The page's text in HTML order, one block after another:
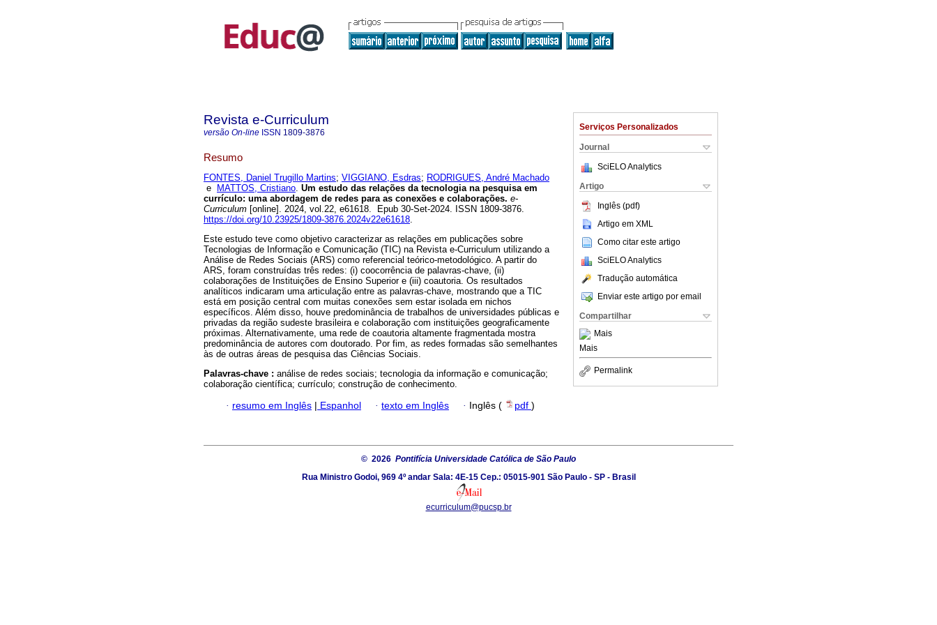
Serviços Personalizados
Journal
SciELO Analytics
Artigo
Inglês (pdf)
Artigo em XML
Como citar este artigo
SciELO Analytics
Tradução automática
Enviar este artigo por email
Compartilhar
Mais
Mais
Permalink
Revista e-Curriculum
versão On-line ISSN 1809-3876
Resumo
FONTES, Daniel Trugillo Martins; VIGGIANO, Esdras; RODRIGUES, André Machado
e
MATTOS, Cristiano. Um estudo das relações da tecnologia na pesquisa em
currículo: uma abordagem de redes para as conexões e colaborações. e-
Curriculum [online]. 2024, vol.22, e61618. Epub 30-Set-2024. ISSN 1809-3876.
https://doi.org/10.23925/1809-3876.2024v22e61618.
Este estudo teve como objetivo caracterizar as relações em publicações sobre
Tecnologias de Informação e Comunicação (TIC) na Revista e-Curriculum utilizando a
Análise de Redes Sociais (ARS) como referencial teórico-metodológico. A partir do
ARS, foram construídas três redes: (i) coocorrência de palavras-chave, (ii)
colaborações de Instituições de Ensino Superior e (iii) coautoria. Os resultados
analíticos indicaram uma articulação entre as palavras-chave, mostrando que a TIC
está em posição central com muitas conexões sem estar isolada em nichos
específicos. Além disso, houve predominância de trabalhos de universidades públicas e
privadas da região sudeste brasileira e colaboração com instituições geograficamente
próximas. Alternativamente, uma rede de coautoria altamente fragmentada mostra
predominância de autores com doutorado. Por fim, as redes formadas são semelhantes
às de outras áreas de pesquisa das Ciências Sociais.
Palavras-chave : análise de redes sociais; tecnologia da informação e comunicação;
colaboração científica; currículo; construção de conhecimento.
· resumo em Inglês | Espanhol · texto em Inglês · Inglês ( pdf )
© 2026 Pontifícia Universidade Católica de São Paulo
Rua Ministro Godoi, 969 4º andar Sala: 4E-15 Cep.: 05015-901 São Paulo - SP - Brasil
ecurriculum@pucsp.br